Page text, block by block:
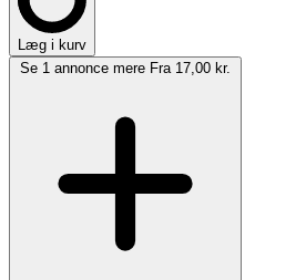
Læg i kurv
Se 1 annonce mere Fra 17,00 kr.